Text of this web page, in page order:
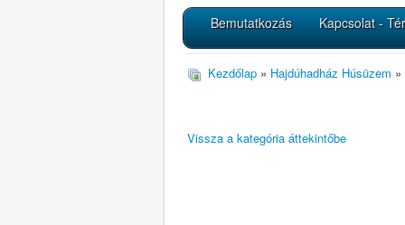
Bemutatkozás Kapcsolat -
Kezdőlap » Hajdúhadház Húsüzem
Vissza a kategória áttekintőbe